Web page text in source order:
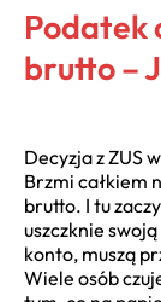
Podatek
brutto –
Decyzja z ZUS
Brzmi całkiem
brutto. I tu
uszczknie
konto, muszą
Wiele osób